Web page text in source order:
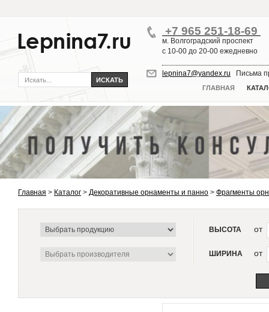
ГЛАВНАЯ
+7 965 251-18-69
м. Волгоградский проспект
с 10-00 до 20-00 ежедневно
lepnina7@yandex.ru Письма
Главная > Каталог > Декоративные орнаменты и панно > Фрагменты
ВЫСОТА от
ШИРИНА от